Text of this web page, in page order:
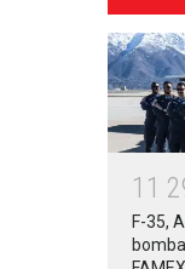
1 1 2
F-35,